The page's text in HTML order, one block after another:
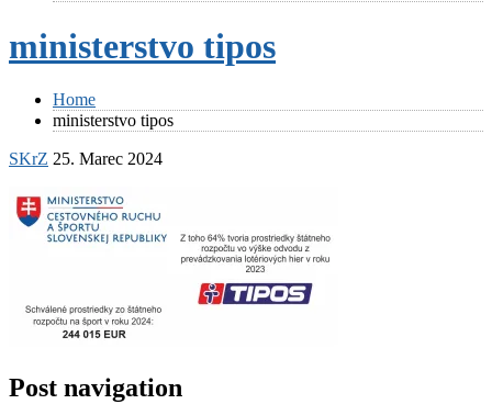
ministerstvo tipos
Home
ministerstvo tipos
SKrZ 25. Marec 2024
Post navigation